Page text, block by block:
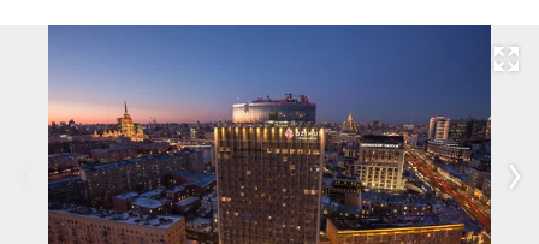
Развернуть